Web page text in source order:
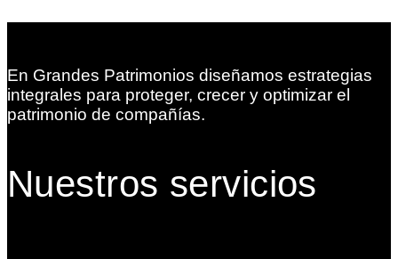
En Grandes Patrimonios diseñamos estrategias
integrales para proteger, crecer y optimizar el
patrimonio de compañías.
Nuestros servicios